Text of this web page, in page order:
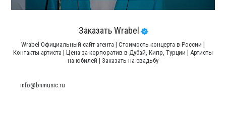
Заказать Wrabel
Wrabel Официальный сайт агента | Стоимость концерта в России |
Контакты артиста | Цена за корпоратив в Дубай, Кипр, Турции | Артисты
на юбилей | Заказать на свадьбу
info@bnmusic.ru